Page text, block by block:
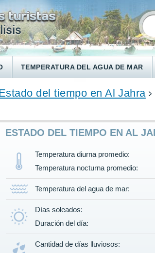
TEMPERATURA DEL AGUA DE MAR
del tiempo en Al Jahra
ESTADO DEL TIEMPO EN AL
Temperatura diurna promedio:
Temperatura nocturna promedio:
Temperatura del agua de mar:
Días soleados:
Duración del día:
Cantidad de días lluviosos: